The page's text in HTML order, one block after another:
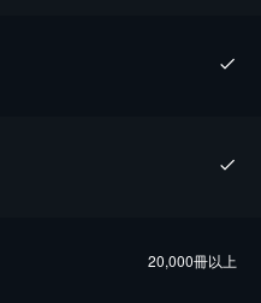
20,000冊以上